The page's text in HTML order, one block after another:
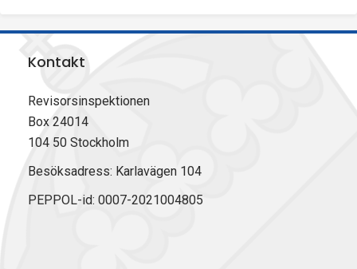
Kontakt
Revisorsinspektionen
Box 24014
104 50 Stockholm
Besöksadress: Karlavägen 104
PEPPOL-id: 0007-2021004805